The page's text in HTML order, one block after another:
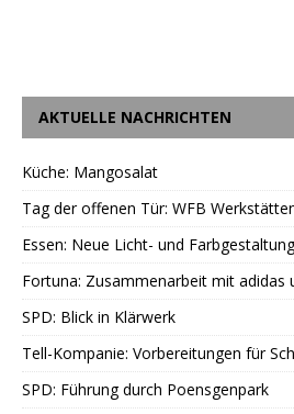
AKTUELLE NACHRICHTEN
Küche: Mangosalat
Tag der offenen Tür: WFB
Essen: Neue Licht- und Farbgestaltung
Fortuna: Zusammenarbeit mit adidas
SPD: Blick in Klärwerk
Tell-Kompanie: Vorbereitungen für
SPD: Führung durch Poensgenpark